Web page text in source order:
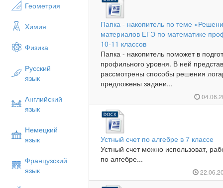
Геометрия
Химия
Физика
Русский
язык
Английский
язык
Немецкий
язык
Французский
язык
Папка - накопитель по теме
материалов ЕГЭ по математике
10-11 классов
Папка - накопитель поможет в
профильного уровня. В ней
рассмотрены способы решения
предложены задани...
Устный счет по алгебре в 7 классе
Устный счет можно использоват,
по алгебре...